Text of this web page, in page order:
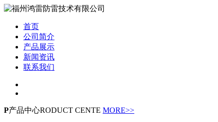
首页
公司简介
产品展示
新闻资讯
联系我们
P产品中心RODUCT CENTE MORE>>